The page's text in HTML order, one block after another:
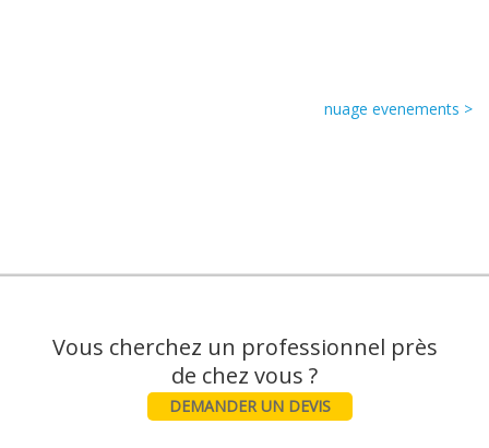
nuage evenements >
Vous cherchez un professionnel près
DEMANDER UN DEVIS